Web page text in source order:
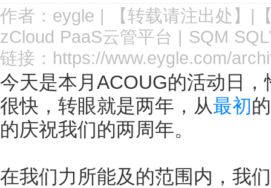
作者： eygle | 【转载请注出处 】|
zCloud PaaS云管平台 | SQM
链接： https://www.eygle.com/
今天是本月ACOUG的活动日
很快，转眼就是两年，从最初
的庆祝我们的两周年。
在我们力所能及的范围内，我